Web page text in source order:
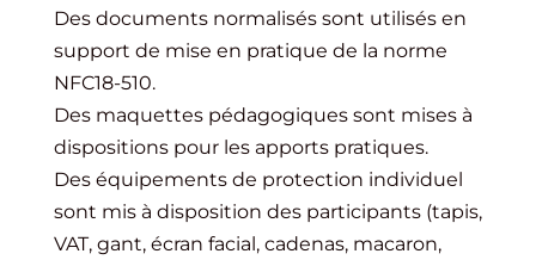
Des documents normalisés sont utilisés en
support de mise en pratique de la norme
NFC18-510.
Des maquettes pédagogiques sont mises à
dispositions pour les apports pratiques.
Des équipements de protection individuel
sont mis à disposition des participants (tapis,
VAT, gant, écran facial, cadenas, macaron,